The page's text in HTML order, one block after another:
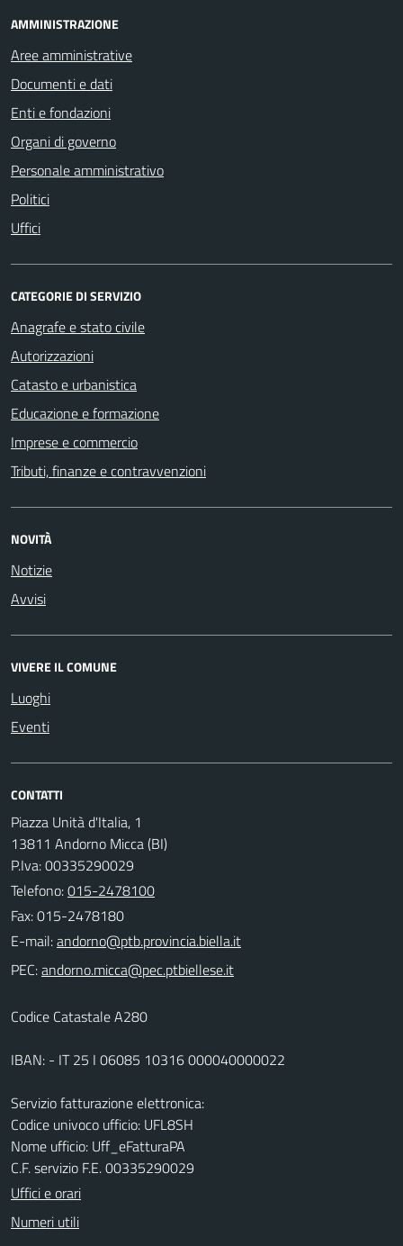
AMMINISTRAZIONE
Aree amministrative
Documenti e dati
Enti e fondazioni
Organi di governo
Personale amministrativo
Politici
Uffici
CATEGORIE DI SERVIZIO
Anagrafe e stato civile
Autorizzazioni
Catasto e urbanistica
Educazione e formazione
Imprese e commercio
Tributi, finanze e contravvenzioni
NOVITÀ
Notizie
Avvisi
VIVERE IL COMUNE
Luoghi
Eventi
CONTATTI
Piazza Unità d'Italia, 1
13811 Andorno Micca (BI)
P.Iva: 00335290029
Telefono:015-2478100
Fax: 015-2478180
E-mail:
PEC:
Codice Catastale A280
IBAN: - IT 25 I 06085 10316 000040000022
Servizio fatturazione elettronica:
Codice univoco ufficio: UFL8SH
Nome ufficio: Uff_eFatturaPA
C.F. servizio F.E. 00335290029
Uffici e orari
Numeri utili